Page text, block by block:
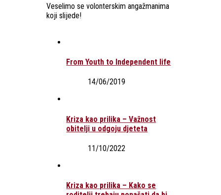
Veselimo se volonterskim angažmanima
koji slijede!
From Youth to Independent life
14/06/2019
Kriza kao prilika – Važnost
obitelji u odgoju djeteta
11/10/2022
Kriza kao prilika – Kako se